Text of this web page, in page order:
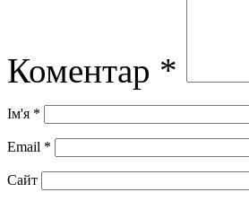
Коментар *
Ім'я *
Email *
Сайт